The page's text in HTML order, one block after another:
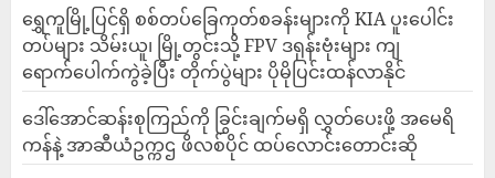
‎ရွှေကူမြို့ပြင်ရှိ စစ်တပ်ခြေကုတ်စခန်းများကို KIA ပူးပေါင်း
တပ်များ သိမ်းယူ၊ မြို့တွင်းသို့ FPV ဒရုန်းဗုံးများ ကျ
ရောက်ပေါက်ကွဲခဲ့ပြီး တိုက်ပွဲများ ပိုမိုပြင်းထန်လာနိုင်
ဒေါ်အောင်ဆန်းစုကြည်ကို ခြွင်းချက်မရှိ လွှတ်ပေးဖို့ အမေရိ
ကန်နဲ့ အာဆီယံဥက္ကဌ ဖိလစ်ပိုင် ထပ်လောင်းတောင်းဆို